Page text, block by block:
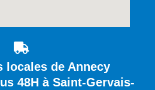
locales de Annecy
48H à Saint-Gervais-